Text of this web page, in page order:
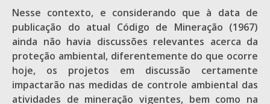
Nesse contexto, e considerando que à data de
publicação do atual Código de Mineração (1967)
ainda não havia discussões relevantes acerca da
proteção ambiental, diferentemente do que ocorre
hoje, os projetos em discussão certamente
impactarão nas medidas de controle ambiental das
atividades de mineração vigentes, bem como na